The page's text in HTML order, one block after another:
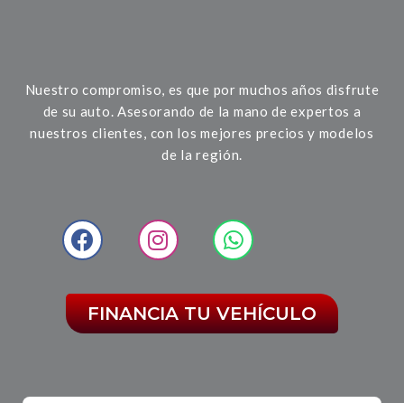
Nuestro compromiso, es que por muchos años disfrute
de su auto. Asesorando de la mano de expertos a
nuestros clientes, con los mejores precios y modelos
de la región.
FINANCIA TU VEHÍCULO